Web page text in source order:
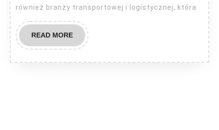
również branży transportowej i logistycznej, która
READ MOREREAD
MORE